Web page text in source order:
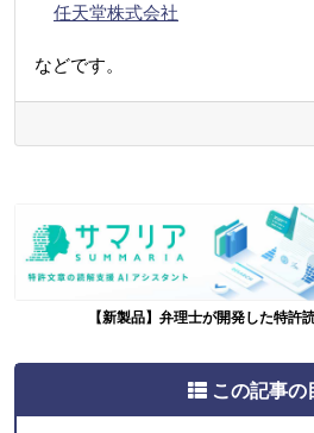
任天堂株式会社
などです。
【新製品】弁理士が開発した特許
この記事の